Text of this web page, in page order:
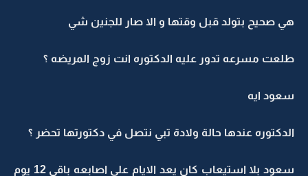
هي صحيح بتولد قبل وقتها و الا صار للجنين شي
طلعت مسرعه تدور عليه الدكتوره انت زوج المريضه ؟
سعود ايه
الدكتوره عندها حالة ولادة تبي نتصل في دكتورتها تحضر ؟
سعود بلا استيعاب كان يعد الايام على اصابعه باقي 12 يوم